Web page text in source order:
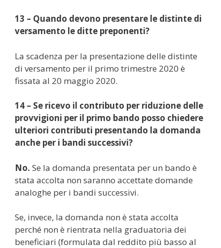
13 – Quando devono presentare le distinte di
versamento le ditte preponenti?
La scadenza per la presentazione delle distinte
di versamento per il primo trimestre 2020 è
fissata al 20 maggio 2020.
14 – Se ricevo il contributo per riduzione delle
provvigioni per il primo bando posso chiedere
ulteriori contributi presentando la domanda
anche per i bandi successivi?
No. Se la domanda presentata per un bando è
stata accolta non saranno accettate domande
analoghe per i bandi successivi.
Se, invece, la domanda non è stata accolta
perché non è rientrata nella graduatoria dei
beneficiari (formulata dal reddito più basso al